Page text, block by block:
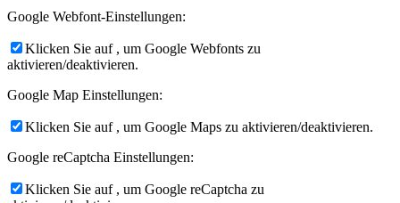
Google Webfont-Einstellungen:
Klicken Sie auf , um Google Webfonts zu
aktivieren/deaktivieren.
Google Map Einstellungen:
Klicken Sie auf , um Google Maps zu aktivieren/deaktivieren.
Google reCaptcha Einstellungen:
Klicken Sie auf , um Google reCaptcha zu